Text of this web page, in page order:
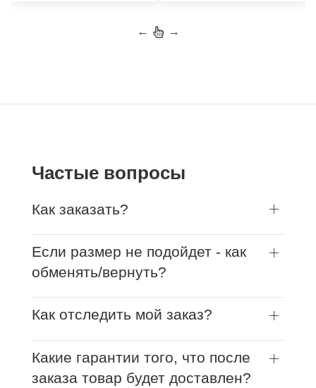
← →
Частые вопросы
Как заказать?
Если размер не подойдет - как
обменять/вернуть?
Как отследить мой заказ?
Какие гарантии того, что после
заказа товар будет доставлен?